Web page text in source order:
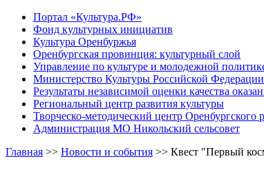
Портал «Культура.РФ»
Фонд культурных инициатив
Культура Оренбуржья
Оренбургская провинция: культурный слой
Управление по культуре и молодежной
Министерство Культуры Российской Федерации
Результаты независимой оценки качества
Региональный центр развития культуры
Творческо-методический центр Оренбургского
Администрация МО Никольский сельсовет
Главная >> Новости и события >> Квест "Первый